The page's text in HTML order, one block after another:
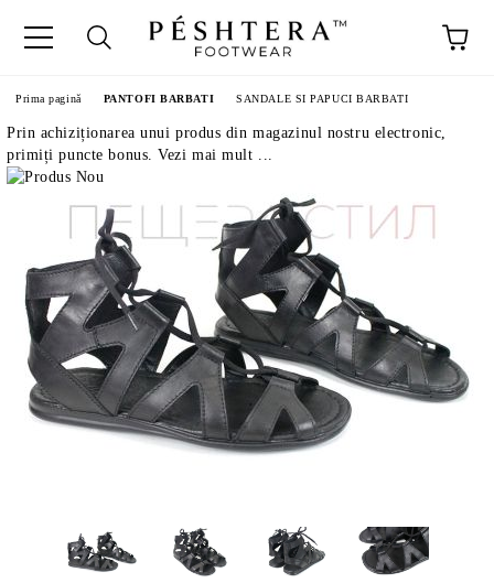
Prima pagină PANTOFI BARBATI SANDALE SI PAPUCI BARBATI
Prin achiziționarea unui produs din magazinul nostru electronic,
primiți puncte bonus. Vezi mai mult ...